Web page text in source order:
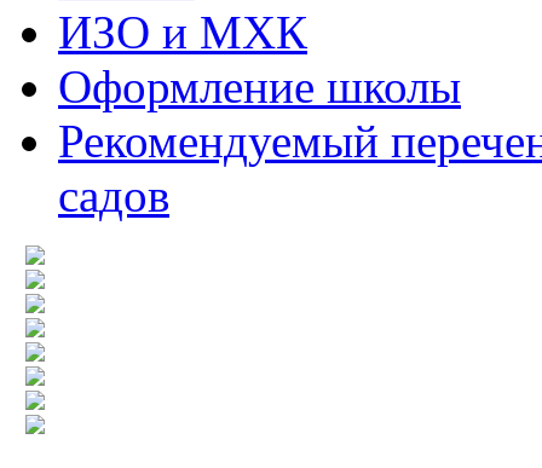
ИЗО и МХК
Оформление школы
Рекомендуемый
садов